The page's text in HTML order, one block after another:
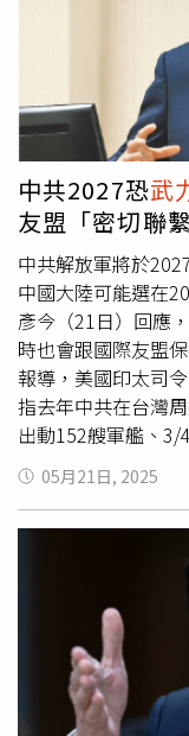
忙，並警告如果有
心，何志勇認為，
勇指出，布萊爾上
大陸參訪，其實是
就只會持續封閉，
馬前總統出訪的回
表」、「九二共識
其實是李登輝時期
會主委任內發想，
講，怎麼就忽然變
近期的爭議，歐陽
光全新捲髮造型，
翻攝自IG）
片，聲稱「歐陽娜
造她喊話「台灣是
發言。影片隨後在
陸委會隨即在17日
有藝人涉及配合中
法開罰10萬至50萬
定。對此，台灣事
謠，指出該頻道長
國網紅照片。查核
非新聞報導，屬典
覺，勿輕信類似來
前陸委會已啟動相
戰的行為處理，是
面對假訊息擴散，
定，並呼籲民眾謹
轉發央視貼文稱「
黨政軍合作」。（
中共2027恐武
友盟「密切聯
中共解放軍將於
中國大陸可能選在
彥今（21日）回應
時也會跟國際友盟
報導，美國印太司
指去年中共在台灣
出動152艘軍艦、3/
認為這「並非單純
分析，中國最快恐
戰略防禦計畫需著
來。蔡明彥今天受
局將持續關注、評
切溝通，包括情報
適切應處，以避免
行軍事擴張，不但
全造成危害，而這
原因。
05月21日, 2025